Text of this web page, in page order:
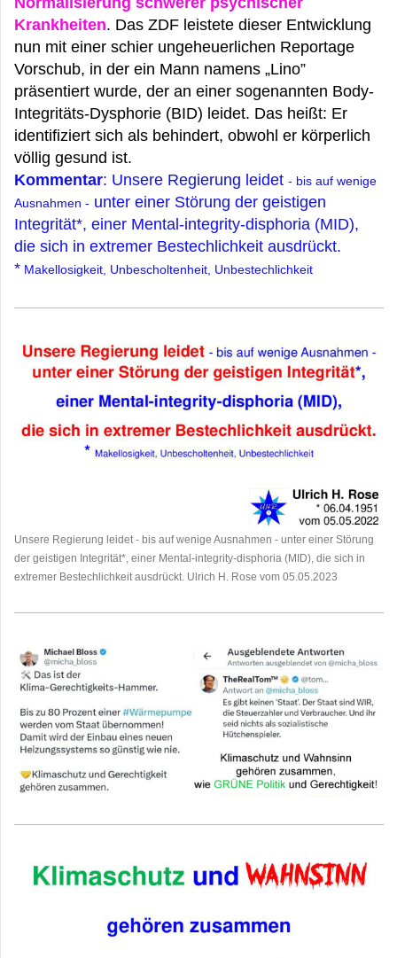
Krankheiten. Das ZDF leistete dieser Entwicklung
nun mit einer schier ungeheuerlichen Reportage
Vorschub, in der ein Mann namens „Lino”
präsentiert wurde, der an einer sogenannten Body-
Integritäts-Dysphorie (BID) leidet. Das heißt: Er
identifiziert sich als behindert, obwohl er körperlich
völlig gesund ist.
Kommentar: Unsere Regierung leidet - bis auf wenige
Ausnahmen - unter einer Störung der geistigen
Integrität*, einer Mental-integrity-disphoria (MID),
die sich in extremer Bestechlichkeit ausdrückt.
* Makellosigkeit, Unbescholtenheit, Unbestechlichkeit
Unsere Regierung leidet - bis auf wenige Ausnahmen - unter einer Störung
der geistigen Integrität*, einer Mental-integrity-disphoria (MID), die sich in
extremer Bestechlichkeit ausdrückt. Ulrich H. Rose vom 05.05.2023